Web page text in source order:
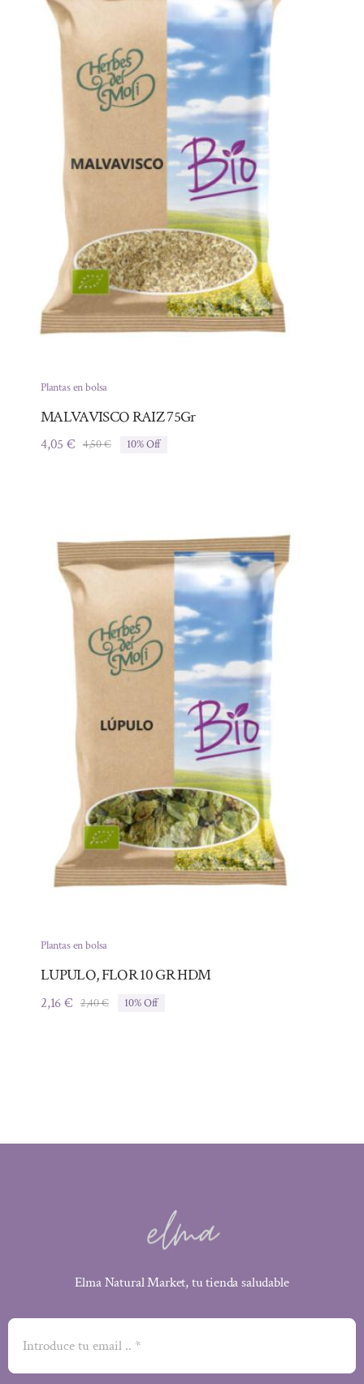
Plantas en bolsa
MALVAVISCO RAIZ 75Gr
4,50€El
4,05€
El
10% Off
Plantas en bolsa
LUPULO, FLOR 10 GR HDM
2,40€El
2,16€
El
10% Off
Elma Natural Market, tu tienda saludable